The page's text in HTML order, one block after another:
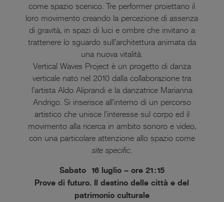
come spazio scenico. Tre performer proiettano il
loro movimento creando la percezione di assenza
di gravità, in spazi di luci e ombre che invitano a
trattenere lo sguardo sull’architettura animata da
una nuova vitalità.
Vertical Waves Project è un progetto di danza
verticale nato nel 2010 dalla collaborazione tra
l’artista Aldo Aliprandi e la danzatrice Marianna
Andrigo. Si inserisce all’interno di un percorso
artistico che unisce l’interesse sul corpo ed il
movimento alla ricerca in ambito sonoro e video,
con una particolare attenzione allo spazio come
site specific.
Sabato 16 luglio – ore 21:15
Prove di futuro. Il destino delle città e del
patrimonio culturale